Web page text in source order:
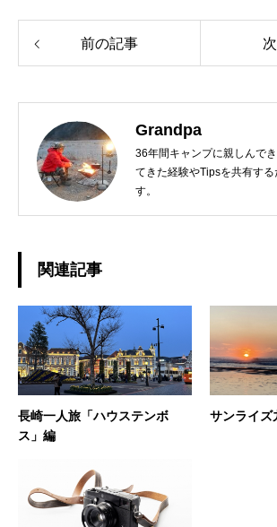
前の記事
Grandpa
36年間キャンプに親しんで
てきた経験やTipsを共有す
す。
関連記事
長崎一人旅「ハウステンボ
ス」編
サンライズ